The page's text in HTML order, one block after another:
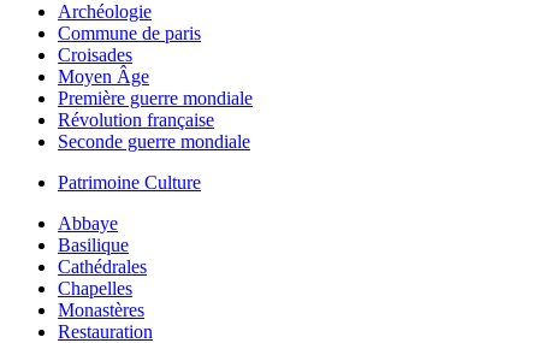
Archéologie
Commune de paris
Croisades
Moyen Âge
Première guerre mondiale
Révolution française
Seconde guerre mondiale
Patrimoine Culture
Abbaye
Basilique
Cathédrales
Chapelles
Monastères
Restauration